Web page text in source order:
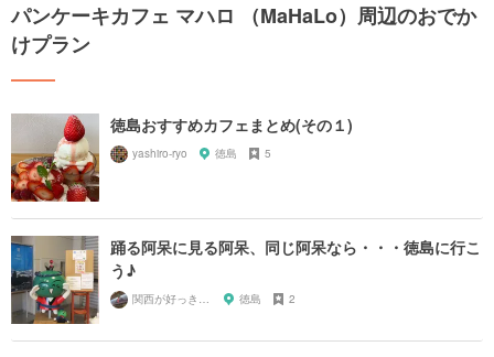
パンケーキカフェ マハロ （MaHaLo）周辺のおでか
けプラン
徳島おすすめカフェまとめ(その１)
yashiro-ryo 徳島 5
踊る阿呆に見る阿呆、同じ阿呆なら・・・徳島に行こ
う♪
関西が好っきゃねん 徳島 2